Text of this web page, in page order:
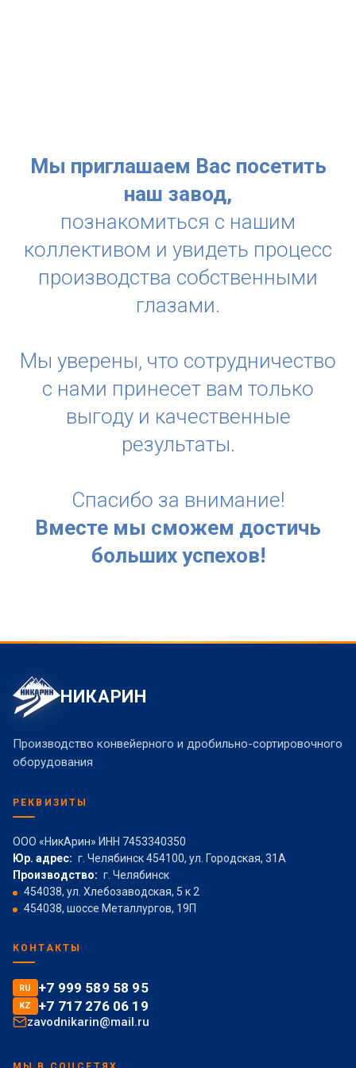
Мы приглашаем Вас посетить
наш завод,
познакомиться с нашим
коллективом и увидеть процесс
производства собственными
глазами.
Мы уверены, что сотрудничество
с нами принесет вам только
выгоду и качественные
результаты.
Спасибо за внимание!
Вместе мы сможем достичь
больших успехов!
НИКАРИН
Производство конвейерного и дробильно-сортировочного
оборудования
РЕКВИЗИТЫ
ООО «НикАрин» ИНН 7453340350
Юр. адрес: г. Челябинск 454100, ул. Городская, 31А
Производство: г. Челябинск
454038, ул. Хлебозаводская, 5 к 2
454038, шоссе Металлургов, 19П
КОНТАКТЫ
RU +7 999 589 58 95
KZ +7 717 276 06 19
zavodnikarin@mail.ru